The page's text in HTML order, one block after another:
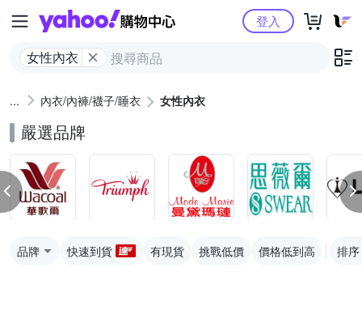
Yahoo購物中心
女性內衣
登入
內衣/內褲/襪子/睡衣 女性內衣
嚴選品牌
品牌 快速到貨 有現貨 挑戰低價 價格低到高 排序